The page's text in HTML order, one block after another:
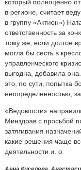
который полноценно
в регионе, считает
в группу «Актион»)
ответственность за
тому же, если долгое
могла бы сесть в
управленческого
выгодна, добавила
это, по сути, попытка
неопределенностью,
«Ведомости»
Минздрав с просьбой
затягивания
какие решения чаще
деятельности и. о.